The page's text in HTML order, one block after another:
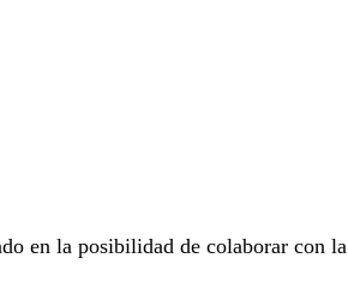
en la posibilidad de colaborar con la